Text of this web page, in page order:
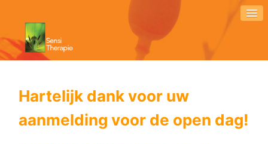
Hartelijk dank voor uw
aanmelding voor de open dag!